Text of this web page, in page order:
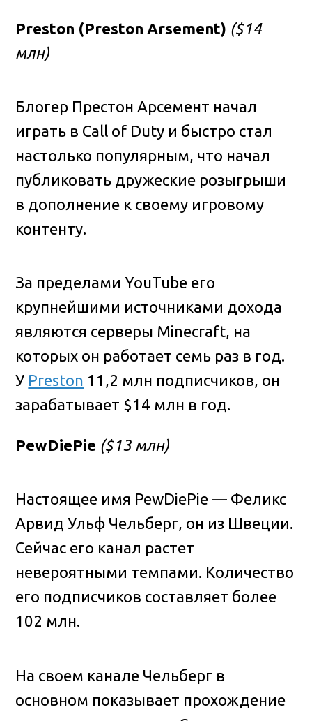
Preston (Preston Arsement) ($14
млн)
Блогер Престон Арсемент начал
играть в Call of Duty и быстро стал
настолько популярным, что начал
публиковать дружеские розыгрыши
в дополнение к своему игровому
контенту.
За пределами YouTube его
крупнейшими источниками дохода
являются серверы Minecraft, на
которых он работает семь раз в год.
У Preston 11,2 млн подписчиков, он
зарабатывает $14 млн в год.
PewDiePie ($13 млн)
Настоящее имя PewDiePie — Феликс
Арвид Ульф Чельберг, он из Швеции.
Сейчас его канал растет
невероятными темпами. Количество
его подписчиков составляет более
102 млн.
На своем канале Чельберг в
основном показывает прохождение